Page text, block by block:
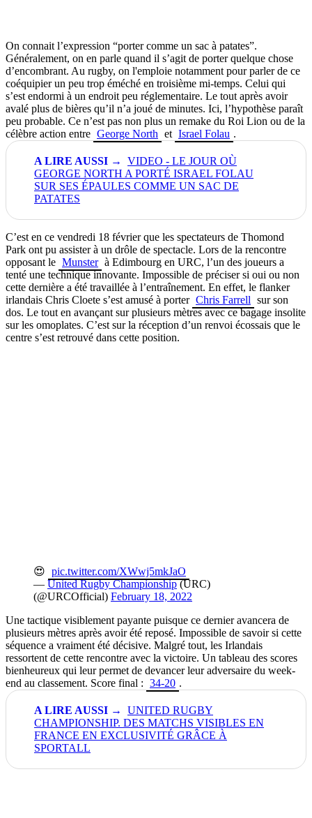
On connait l’expression “porter comme un sac à patates”.
Généralement, on en parle quand il s’agit de porter quelque chose
d’encombrant. Au rugby, on l'emploie notamment pour parler de ce
coéquipier un peu trop éméché en troisième mi-temps. Celui qui
s’est endormi à un endroit peu réglementaire. Le tout après avoir
avalé plus de bières qu’il n’a joué de minutes. Ici, l’hypothèse paraît
peu probable. Ce n’est pas non plus un remake du Roi Lion ou de la
célèbre action entre George North et Israel Folau .
VIDEO - LE JOUR OÙ
GEORGE NORTH A PORTÉ ISRAEL FOLAU
SUR SES ÉPAULES COMME UN SAC DE
PATATES
C’est en ce vendredi 18 février que les spectateurs de Thomond
Park ont pu assister à un drôle de spectacle. Lors de la rencontre
opposant le Munster à Edimbourg en URC, l’un des joueurs a
tenté une technique innovante. Impossible de préciser si oui ou non
cette dernière a été travaillée à l’entraînement. En effet, le flanker
irlandais Chris Cloete s’est amusé à porter Chris Farrell sur son
dos. Le tout en avançant sur plusieurs mètres avec ce bagage insolite
sur les omoplates. C’est sur la réception d’un renvoi écossais que le
centre s’est retrouvé dans cette position.
😍 pic.twitter.com/XWwj5mkJaO
— United Rugby Championship(URC)
(@URCOfficial) February 18, 2022
Une tactique visiblement payante puisque ce dernier avancera de
plusieurs mètres après avoir été reposé. Impossible de savoir si cette
séquence a vraiment été décisive. Malgré tout, les Irlandais
ressortent de cette rencontre avec la victoire. Un tableau des scores
bienheureux qui leur permet de devancer leur adversaire du week-
end au classement. Score final : 34-20 .
UNITED RUGBY
CHAMPIONSHIP. DES MATCHS VISIBLES EN
FRANCE EN EXCLUSIVITÉ GRÂCE À
SPORTALL